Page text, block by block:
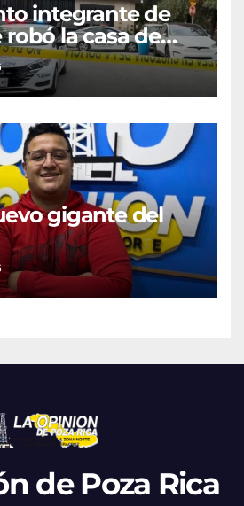
integrante de
la casa de
gigante del
de Poza Rica